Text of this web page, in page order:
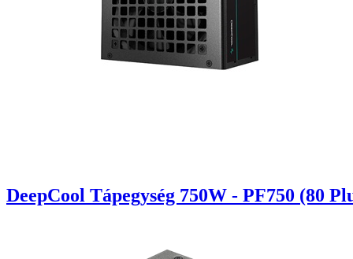
DeepCool Tápegység 750W - PF750 (80